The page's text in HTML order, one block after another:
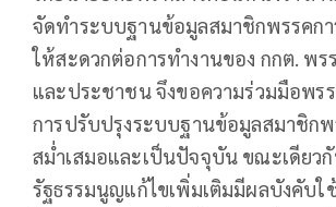
จัดทำระบบฐานข้อมูลสมาชิกพรรคกา
ให้สะดวกต่อการทำงานของ กกต. พร
และประชาชน จึงขอความร่วมมือพรร
การปรับปรุงระบบฐานข้อมูลสมาชิกพ
สม่ำเสมอและเป็นปัจจุบัน ขณะเดียว
รัฐธรรมนูญแก้ไขเพิ่มเติมมีผลบังคับใ